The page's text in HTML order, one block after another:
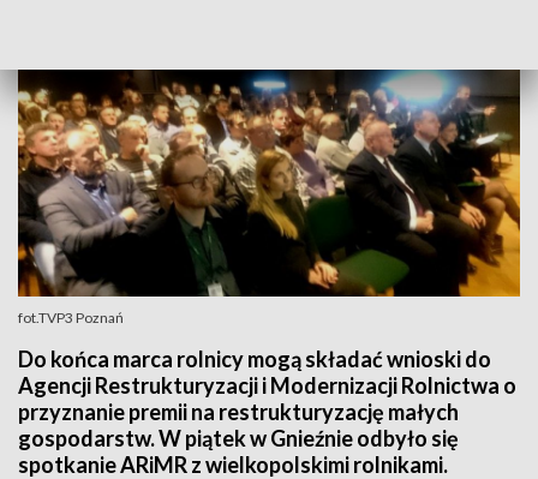
fot.TVP3 Poznań
Do końca marca rolnicy mogą składać wnioski do
Agencji Restrukturyzacji i Modernizacji Rolnictwa o
przyznanie premii na restrukturyzację małych
gospodarstw. W piątek w Gnieźnie odbyło się
spotkanie ARiMR z wielkopolskimi rolnikami.